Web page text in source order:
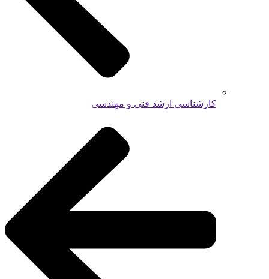
کارشناسی ارشد فنی و مهندسی